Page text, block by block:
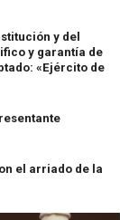
y del
y garantía de
«Ejército de
el arriado de la